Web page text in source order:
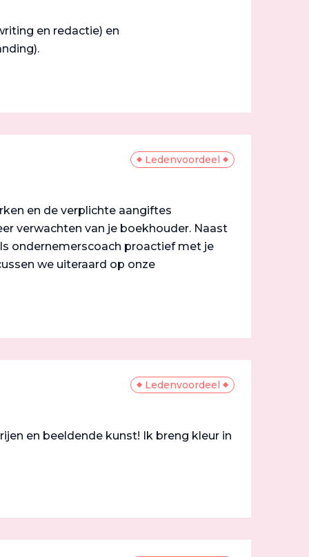
en redactie) en
Ledenvoordeel
en de verplichte aangiftes
verwachten van je boekhouder. Naast
ondernemerscoach proactief met je
we uiteraard op onze
Ledenvoordeel
en beeldende kunst! Ik breng kleur in